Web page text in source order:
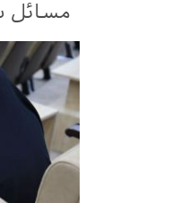
مسائل